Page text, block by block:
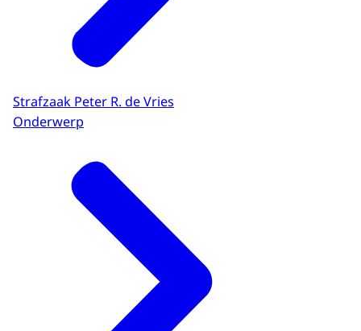
Strafzaak Peter R. de Vries
Onderwerp